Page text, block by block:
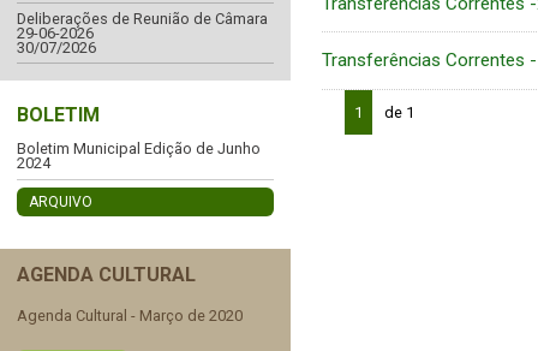
Deliberações de Reunião de Câmara
29-06-2026
30/07/2026
BOLETIM
Boletim Municipal Edição de Junho
2024
ARQUIVO
AGENDA CULTURAL
Agenda Cultural - Março de 2020
Transferências Correntes
1 de 1